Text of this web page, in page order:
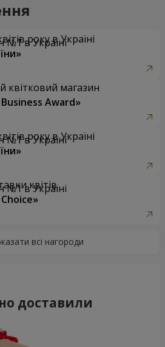
року в Україні
квітковий магазин
Award»
року в Україні
квітів
доставили